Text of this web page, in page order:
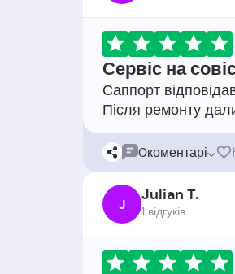
Сервіс на
Саппорт
0коментарі
J Julian T.
1 відгукiв